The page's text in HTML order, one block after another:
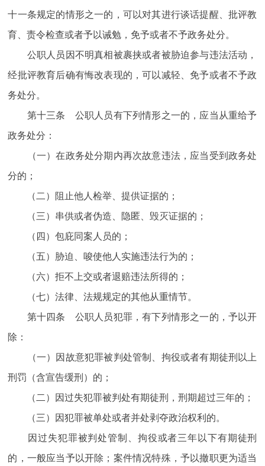
十一条规定的情形之一的，可以对其进行谈话提醒、批评教
育、责令检查或者予以诫勉，免予或者不予政务处分。
公职人员因不明真相被裹挟或者被胁迫参与违法活动，
经批评教育后确有悔改表现的，可以减轻、免予或者不予政
务处分。
第十三条 公职人员有下列情形之一的，应当从重给予
政务处分：
（一）在政务处分期内再次故意违法，应当受到政务处
分的；
（二）阻止他人检举、提供证据的；
（三）串供或者伪造、隐匿、毁灭证据的；
（四）包庇同案人员的；
（五）胁迫、唆使他人实施违法行为的；
（六）拒不上交或者退赔违法所得的；
（七）法律、法规规定的其他从重情节。
第十四条 公职人员犯罪，有下列情形之一的，予以开
除：
（一）因故意犯罪被判处管制、拘役或者有期徒刑以上
刑罚（含宣告缓刑）的；
（二）因过失犯罪被判处有期徒刑，刑期超过三年的；
（三）因犯罪被单处或者并处剥夺政治权利的。
因过失犯罪被判处管制、拘役或者三年以下有期徒刑
的，一般应当予以开除；案件情况特殊，予以撤职更为适当